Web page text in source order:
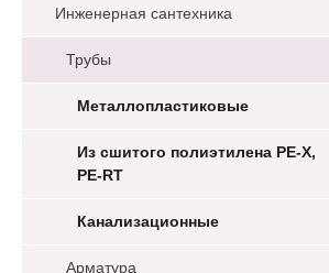
Инженерная сантехника
Трубы
Металлопластиковые
Из сшитого полиэтилена PE-X,
PE-RT
Канализационные
Арматура